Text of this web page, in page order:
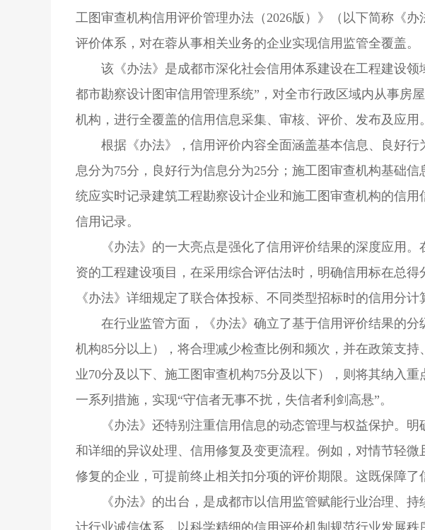
工图审查机构信用评价管理办法（2026版）》（以下简称《
评价体系，对在蓉从事相关业务的企业实现信用监管全覆盖。
该《办法》是成都市深化社会信用体系建设在工程建设
都市勘察设计图审信用管理系统”，对全市行政区域内从事房
机构，进行全覆盖的信用信息采集、审核、评价、发布及应用。
根据《办法》，信用评价内容全面涵盖基本信息、良好
息分为75分，良好行为信息分为25分；施工图审查机构基础
统应实时记录建筑工程勘察设计企业和施工图审查机构的信
信用记录。
《办法》的一大亮点是强化了信用评价结果的深度应用
资的工程建设项目，在采用综合评估法时，明确信用标在总
《办法》详细规定了联合体投标、不同类型招标时的信用分计
在行业监管方面，《办法》确立了基于信用评价结果的
机构85分以上），将合理减少检查比例和频次，并在政策支
业70分及以下、施工图审查机构75分及以下），则将其纳入
一系列措施，实现“守信者无事不扰，失信者利剑高悬”。
《办法》还特别注重信用信息的动态管理与权益保护。
和详细的异议处理、信用修复及变更流程。例如，对情节轻
修复的企业，可提前终止相关扣分项的评价期限。这既保障
《办法》的出台，是成都市以信用监管赋能行业治理、
计行业诚信体系，以科学精细的信用评价机制规范行业发展